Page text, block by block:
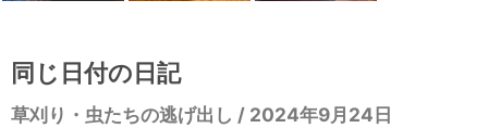
同じ日付の日記
草刈り・虫たちの逃げ出し / 2024年9月24日